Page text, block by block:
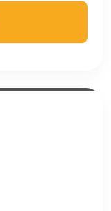
sécurité,
et de